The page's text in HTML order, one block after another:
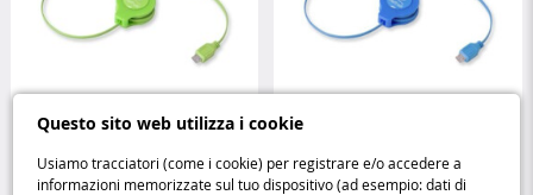
Questo sito web utilizza i cookie
Usiamo tracciatori (come i cookie) per registrare e/o accedere a
informazioni memorizzate sul tuo dispositivo (ad esempio: dati di
Cavo Retrak USB / Micro USB
retrattile verde – praticità e stile
Cavo Micro USB Retrattile 1m
Blu: praticità e stile in un solo